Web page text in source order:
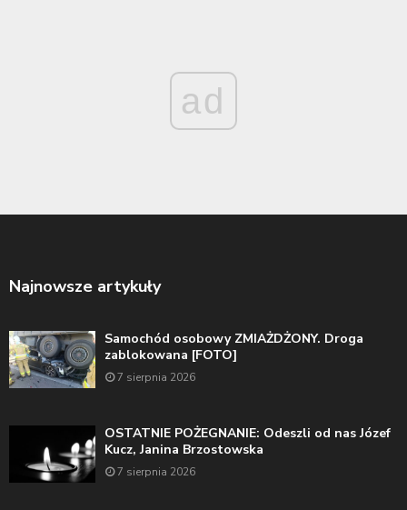
ad
Najnowsze artykuły
Samochód osobowy ZMIAŻDŻONY. Droga
zablokowana [FOTO]
7 sierpnia 2026
OSTATNIE POŻEGNANIE: Odeszli od nas Józef
Kucz, Janina Brzostowska
7 sierpnia 2026